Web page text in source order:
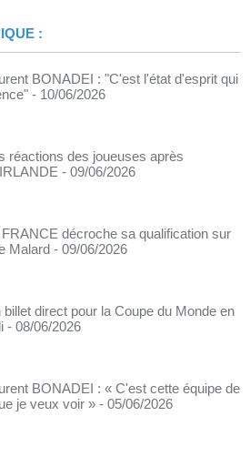
:
BONADEI : "C'est l'état d'esprit qui
- 10/06/2026
réactions des joueuses après
- 09/06/2026
décroche sa qualification sur
Malard - 09/06/2026
billet direct pour la Coupe du Monde en
- 08/06/2026
BONADEI : « C'est cette équipe de
je veux voir » - 05/06/2026